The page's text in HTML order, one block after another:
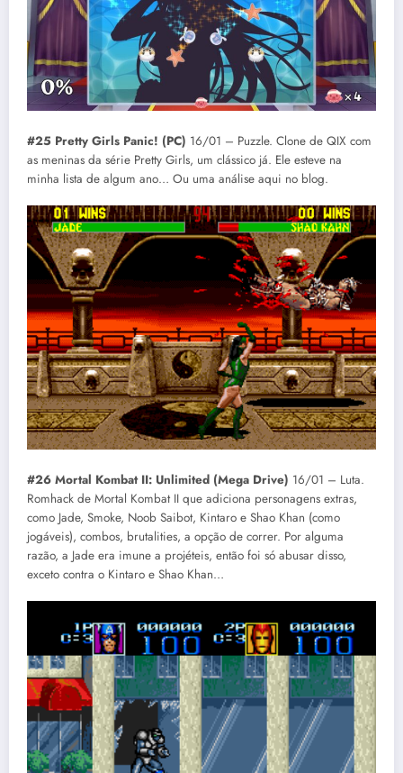
#25 Pretty Girls Panic! (PC) 16/01 – Puzzle. Clone de QIX com
as meninas da série Pretty Girls, um clássico já. Ele esteve na
minha lista de algum ano… Ou uma análise aqui no blog.
#26 Mortal Kombat II: Unlimited (Mega Drive) 16/01 – Luta.
Romhack de Mortal Kombat II que adiciona personagens extras,
como Jade, Smoke, Noob Saibot, Kintaro e Shao Khan (como
jogáveis), combos, brutalities, a opção de correr. Por alguma
razão, a Jade era imune a projéteis, então foi só abusar disso,
exceto contra o Kintaro e Shao Khan…